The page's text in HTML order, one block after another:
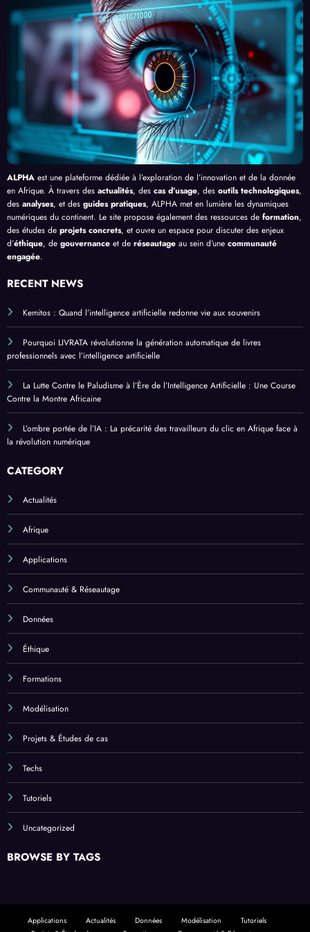
finiss
ent la
Lutte
Clic »
en
Afriq
ue
e le
Palud
isme
en
Afriq
ue
, au-
delà
de
Bang
ui
ALPHA est une plateforme dédiée à l’exploration de l’innovation et de la donnée
en Afrique. À travers des actualités, des cas d’usage, des outils technologiques,
des analyses, et des guides pratiques, ALPHA met en lumière les dynamiques
numériques du continent. Le site propose également des ressources de formation,
des études de projets concrets, et ouvre un espace pour discuter des enjeux
d’éthique, de gouvernance et de réseautage au sein d’une communauté
engagée.
RECENT NEWS
Kemitos : Quand l’intelligence artificielle redonne vie aux souvenirs
Pourquoi LIVRATA révolutionne la génération automatique de livres
professionnels avec l’intelligence artificielle
La Lutte Contre le Paludisme à l’Ère de l’Intelligence Artificielle : Une Course
Contre la Montre Africaine
L’ombre portée de l’IA : La précarité des travailleurs du clic en Afrique face à
la révolution numérique
CATEGORY
Actualités
Afrique
Applications
Communauté & Réseautage
Données
Éthique
Formations
Modélisation
Projets & Études de cas
Techs
Tutoriels
Uncategorized
BROWSE BY TAGS
Applications Actualités Données Modélisation
Tutoriels